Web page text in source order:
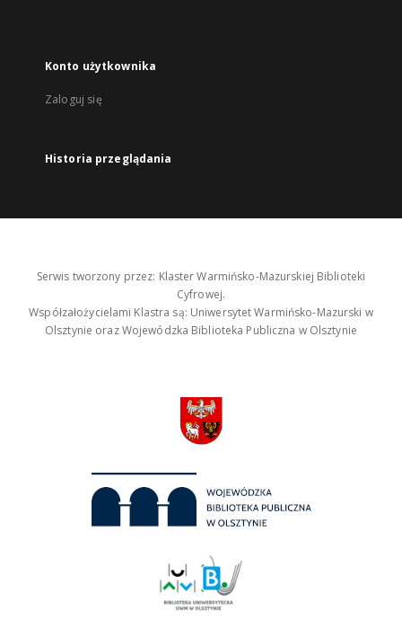
Konto użytkownika
Zaloguj się
Historia przeglądania
Serwis tworzony przez: Klaster Warmińsko-Mazurskiej Biblioteki
Cyfrowej.
Współzałożycielami Klastra są: Uniwersytet Warmińsko-Mazurski w
Olsztynie oraz Wojewódzka Biblioteka Publiczna w Olsztynie